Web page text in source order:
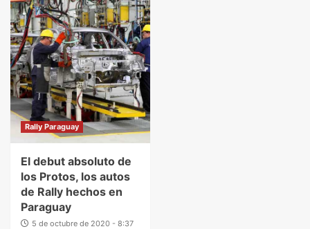
Rally Paraguay
El debut absoluto de
los Protos, los autos
de Rally hechos en
Paraguay
5 de octubre de 2020 - 8:37